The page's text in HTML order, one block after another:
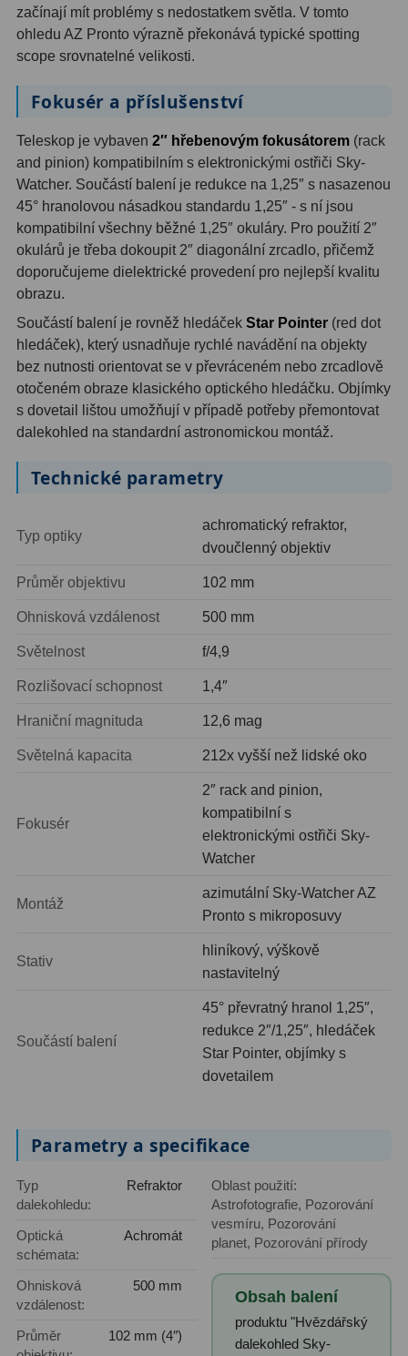
Sportovní54
Divadelní2
Dálkoměry a Noční vidění17
Dálkoměry9
Noční vidění8
Mikroskopy76
Pro děti5
Školní a studentské14
Laboratorní33
Kapesní 10
Kamery3
Preparáty2
Sklíčka8
Mikroskopicke sady
Profesionální
Teploměry a vlhkoměry
Kufry a tašky64
Ostatní
Dalekohledy
Okuláry1
Ostatní
začínají mít problémy s nedostatkem světla. V tomto
ohledu AZ Pronto výrazně překonává typické spotting
scope srovnatelné velikosti.
Fokusér a příslušenství
Teleskop je vybaven 2″ hřebenovým fokusátorem (rack
and pinion) kompatibilním s elektronickými ostřiči Sky-
Watcher. Součástí balení je redukce na 1,25″ s nasazenou
45° hranolovou násadkou standardu 1,25″ - s ní jsou
kompatibilní všechny běžné 1,25″ okuláry. Pro použití 2″
okulárů je třeba dokoupit 2″ diagonální zrcadlo, přičemž
doporučujeme dielektrické provedení pro nejlepší kvalitu
obrazu.
Součástí balení je rovněž hledáček Star Pointer (red dot
hledáček), který usnadňuje rychlé navádění na objekty
bez nutnosti orientovat se v převráceném nebo zrcadlově
otočeném obraze klasického optického hledáčku. Objímky
s dovetail lištou umožňují v případě potřeby přemontovat
dalekohled na standardní astronomickou montáž.
Technické parametry
Typ optiky
achromatický refraktor,
dvoučlenný objektiv
Průměr objektivu 102 mm
Ohnisková vzdálenost 500 mm
Světelnost f/4,9
Rozlišovací schopnost 1,4″
Hraniční magnituda 12,6 mag
Světelná kapacita 212x vyšší než lidské oko
Fokusér
2″ rack and pinion,
kompatibilní s
elektronickými ostřiči Sky-
Watcher
Montáž
azimutální Sky-Watcher AZ
Pronto s mikroposuvy
Stativ
hliníkový, výškově
nastavitelný
Součástí balení
45° převratný hranol 1,25″,
redukce 2″/1,25″, hledáček
Star Pointer, objímky s
dovetailem
Parametry a specifikace
Typ
dalekohledu:
Refraktor
Optická
schémata:
Achromát
Ohnisková
vzdálenost:
500 mm
Průměr
102 mm (4″)
Oblast použití:
Astrofotografie, Pozorování
vesmíru, Pozorování
planet, Pozorování přírody
Obsah balení
produktu "Hvězdářský
dalekohled Sky-